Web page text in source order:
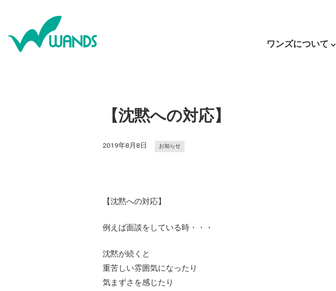
ワンズについて
【沈黙への対応】
2019年8月8日 お知らせ
【沈黙への対応】
例えば面談をしている時・・・
沈黙が続くと
重苦しい雰囲気になったり
気まずさを感じたり